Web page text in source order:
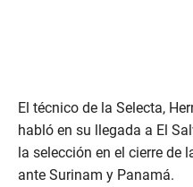
El técnico de la Selecta,
habló en su llegada a El
la selección en el cierre
ante Surinam y Panamá.